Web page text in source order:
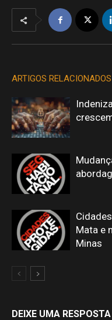
ARTIGOS RELACIONADOS
Mata e
Minas
DEIXE UMA RESPOSTA